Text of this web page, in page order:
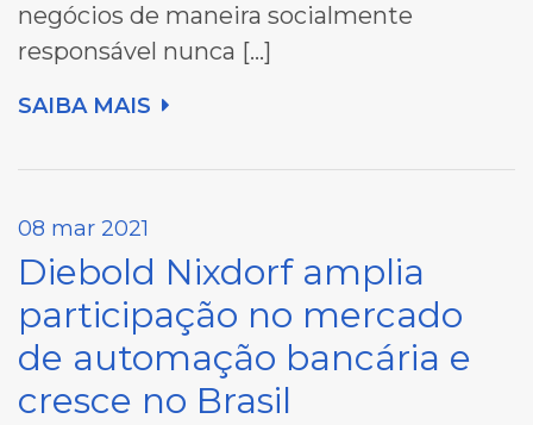
negócios de maneira socialmente
responsável nunca […]
SAIBA MAIS
08 mar 2021
Diebold Nixdorf amplia
participação no mercado
de automação bancária e
cresce no Brasil